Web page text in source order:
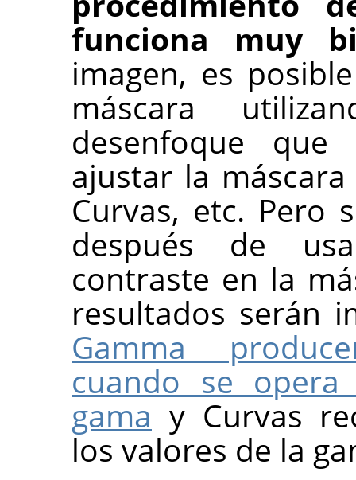
funciona muy
imagen, es
máscara
desenfoque
ajustar la máscara
Curvas, etc. Pero
después de
contraste en la
resultados serán
Gamma
cuando se
gama y Curvas
los valores de la